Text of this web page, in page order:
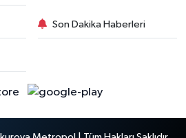
Son Dakika Haberleri